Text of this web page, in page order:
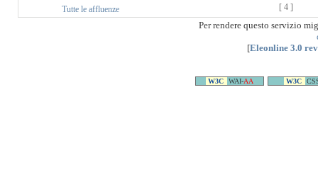
Tutte le affluenze
[ 4 ]
Per rendere questo servizio
[Eleonline 3.0
W3C WAI-AA W3C